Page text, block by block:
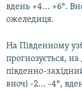
вдень +4... +6°.
ожеледиця.
На Південному
прогнозується,
південно-
вночі -2... -4°,